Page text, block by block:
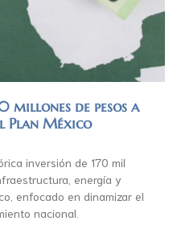
de pesos a
México
inversión de 170 mil
energía y
enfocado en dinamizar el
nacional.